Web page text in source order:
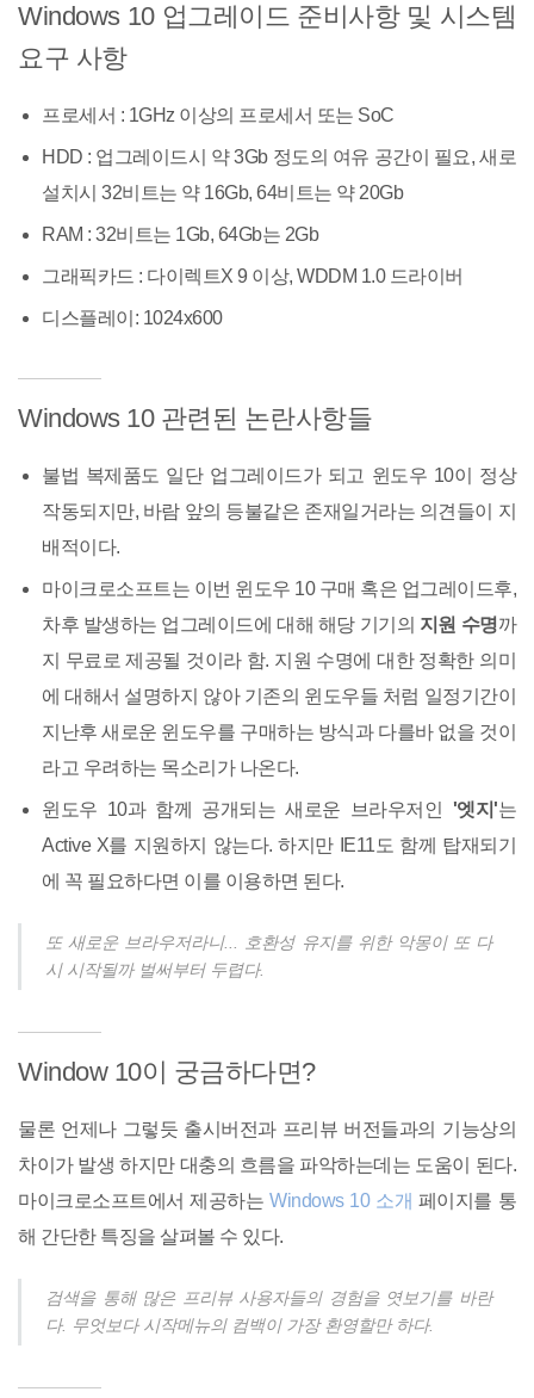
Windows 10 업그레이드 준비사항 및 시스템
요구 사항
프로세서 : 1GHz 이상의 프로세서 또는 SoC
HDD : 업그레이드시 약 3Gb 정도의 여유 공간이 필요, 새로
설치시 32비트는 약 16Gb, 64비트는 약 20Gb
RAM : 32비트는 1Gb, 64Gb는 2Gb
그래픽카드 : 다이렉트X 9 이상, WDDM 1.0 드라이버
디스플레이: 1024x600
Windows 10 관련된 논란사항들
불법 복제품도 일단 업그레이드가 되고 윈도우 10이 정상
작동되지만, 바람 앞의 등불같은 존재일거라는 의견들이 지
배적이다.
마이크로소프트는 이번 윈도우 10 구매 혹은 업그레이드후,
차후 발생하는 업그레이드에 대해 해당 기기의 지원 수명까
지 무료로 제공될 것이라 함. 지원 수명에 대한 정확한 의미
에 대해서 설명하지 않아 기존의 윈도우들 처럼 일정기간이
지난후 새로운 윈도우를 구매하는 방식과 다를바 없을 것이
라고 우려하는 목소리가 나온다.
윈도우 10과 함께 공개되는 새로운 브라우저인 '엣지'는
Active X를 지원하지 않는다. 하지만 IE11도 함께 탑재되기
에 꼭 필요하다면 이를 이용하면 된다.
또 새로운 브라우저라니... 호환성 유지를 위한 악몽이 또 다
시 시작될까 벌써부터 두렵다.
Window 10이 궁금하다면?
물론 언제나 그렇듯 출시버전과 프리뷰 버전들과의 기능상의
차이가 발생 하지만 대충의 흐름을 파악하는데는 도움이 된다.
마이크로소프트에서 제공하는 Windows 10 소개 페이지를 통
해 간단한 특징을 살펴볼 수 있다.
검색을 통해 많은 프리뷰 사용자들의 경험을 엿보기를 바란
다. 무엇보다 시작메뉴의 컴백이 가장 환영할만 하다.